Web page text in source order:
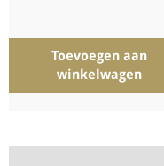
Toevoegen aan
winkelwagen